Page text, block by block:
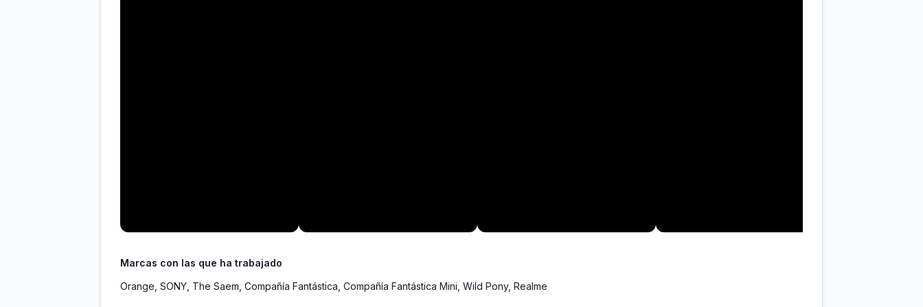
Marcas con las que ha trabajado
Orange, SONY, The Saem, Compañía Fantástica, Compañía Fantástica Mini, Wild Pony, Realme